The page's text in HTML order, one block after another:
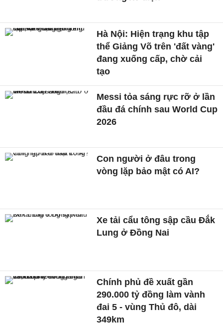
Hà Nội: Hiện trạng khu tập
thể Giảng Võ trên 'đất vàng'
đang xuống cấp, chờ cải
tạo
Messi tỏa sáng rực rỡ ở lần
đầu đá chính sau World Cup
2026
Con người ở đâu trong
vòng lặp bảo mật có AI?
Xe tải cẩu tông sập cầu Đắk
Lung ở Đồng Nai
Chính phủ đề xuất gần
290.000 tỷ đồng làm vành
đai 5 - vùng Thủ đô, dài
349km